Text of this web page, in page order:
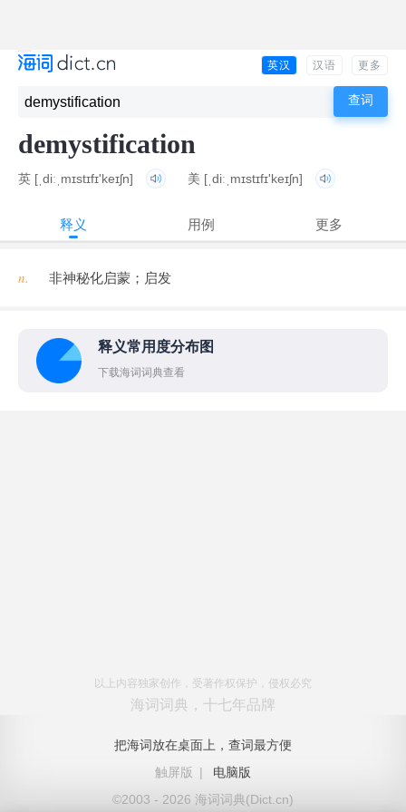
英汉 汉语 更多
demystification
英 [ˌdiːˌmɪstɪfɪ'keɪʃn] 美 [ˌdiːˌmɪstɪfɪ'keɪʃn]
释义 用例 更多
n. 非神秘化启蒙；启发
释义常用度分布图
下载海词词典查看
以上内容独家创作，受著作权保护，侵权必究
海词词典，十七年品牌
把海词放在桌面上，查词最方便
触屏版
|
电脑版
©2003 - 2026 海词词典(Dict.cn)